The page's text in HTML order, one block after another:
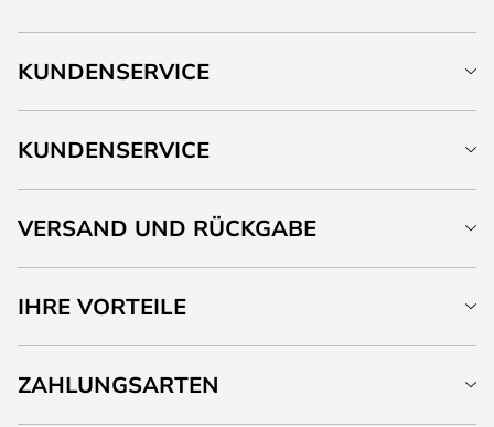
KUNDENSERVICE
KUNDENSERVICE
VERSAND UND RÜCKGABE
IHRE VORTEILE
ZAHLUNGSARTEN